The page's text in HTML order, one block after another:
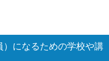
になるための学校や講